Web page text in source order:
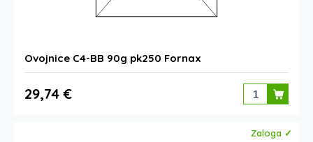
Ovojnice C4-BB 90g pk250 Fornax
29,74 €
Zaloga ✓